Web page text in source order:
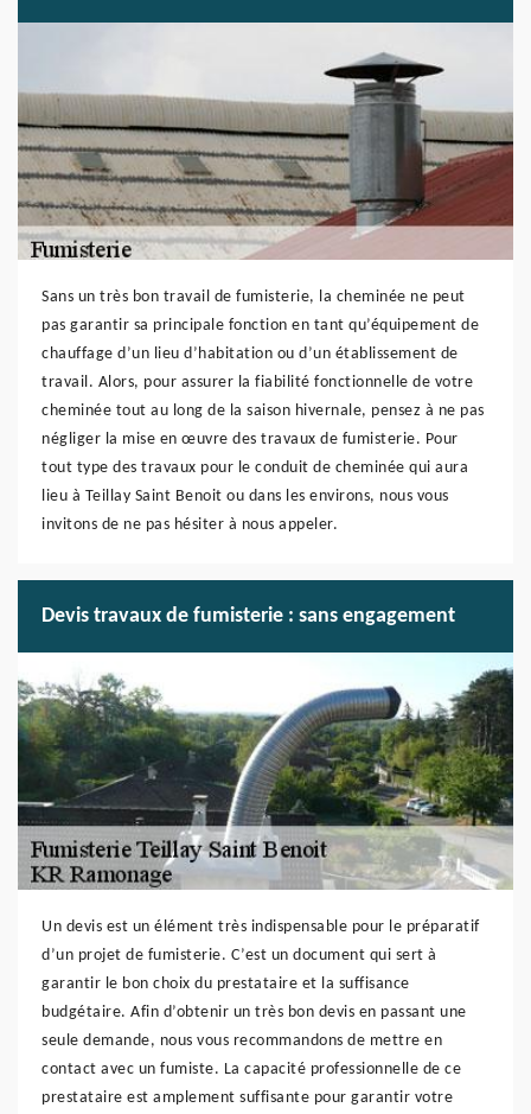
Sans un très bon travail de fumisterie, la cheminée ne peut
pas garantir sa principale fonction en tant qu’équipement de
chauffage d’un lieu d’habitation ou d’un établissement de
travail. Alors, pour assurer la fiabilité fonctionnelle de votre
cheminée tout au long de la saison hivernale, pensez à ne pas
négliger la mise en œuvre des travaux de fumisterie. Pour
tout type des travaux pour le conduit de cheminée qui aura
lieu à Teillay Saint Benoit ou dans les environs, nous vous
invitons de ne pas hésiter à nous appeler.
Devis travaux de fumisterie : sans engagement
Un devis est un élément très indispensable pour le préparatif
d’un projet de fumisterie. C’est un document qui sert à
garantir le bon choix du prestataire et la suffisance
budgétaire. Afin d’obtenir un très bon devis en passant une
seule demande, nous vous recommandons de mettre en
contact avec un fumiste. La capacité professionnelle de ce
prestataire est amplement suffisante pour garantir votre